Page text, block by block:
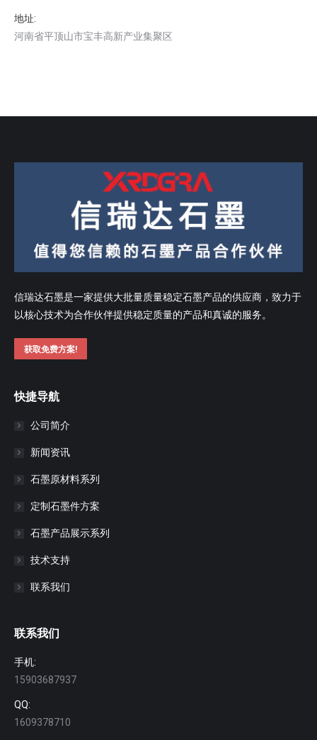
地址:
河南省平顶山市宝丰高新产业集聚区
信瑞达石墨是一家提供大批量质量稳定石墨产品的供应商，致力于
以核心技术为合作伙伴提供稳定质量的产品和真诚的服务。
获取免费方案!
快捷导航
公司简介
新闻资讯
石墨原材料系列
定制石墨件方案
石墨产品展示系列
技术支持
联系我们
联系我们
手机:
15903687937
QQ:
1609378710